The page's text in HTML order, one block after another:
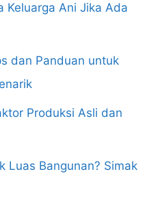
Keluarga Ani Jika Ada
dan Panduan untuk
Produksi Asli dan
Luas Bangunan? Simak